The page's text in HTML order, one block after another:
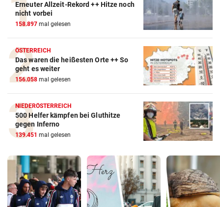
Erneuter Allzeit-Rekord ++ Hitze noch
nicht vorbei
158.897 mal gelesen
ÖSTERREICH
Das waren die heißesten Orte ++ So
geht es weiter
156.058 mal gelesen
NIEDERÖSTERREICH
500 Helfer kämpfen bei Gluthitze
gegen Inferno
139.451 mal gelesen